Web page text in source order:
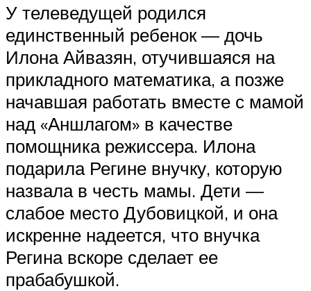
У телеведущей родился
единственный ребенок — дочь
Илона Айвазян, отучившаяся на
прикладного математика, а позже
начавшая работать вместе с мамой
над «Аншлагом» в качестве
помощника режиссера. Илона
подарила Регине внучку, которую
назвала в честь мамы. Дети —
слабое место Дубовицкой, и она
искренне надеется, что внучка
Регина вскоре сделает ее
прабабушкой.